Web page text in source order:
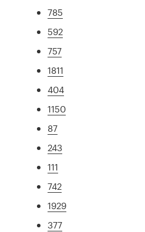
785
592
757
1811
404
1150
87
243
111
742
1929
377